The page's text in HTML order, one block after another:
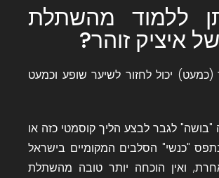
ללמוד מהשתלת
איציק זוהר?
יכול לחזור לשיער שופע וכמעט
לגבר לבצע הליך קוסמטי כזה או
"כנשי" הסלבים המקומיים בישראל
ואין הוכחה יותר טובה מהשתלת